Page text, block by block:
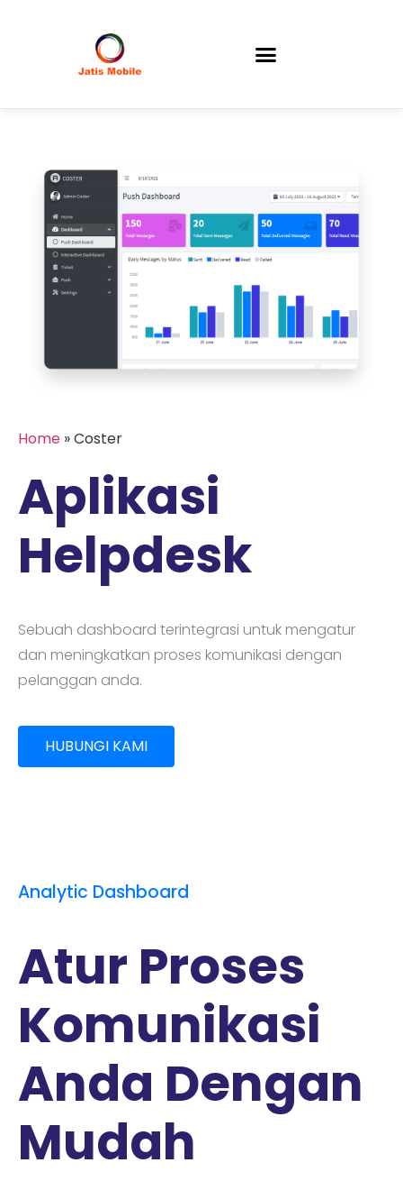
Home »Coster
Aplikasi
Helpdesk
Sebuah dashboard terintegrasi untuk mengatur
dan meningkatkan proses komunikasi dengan
pelanggan anda.
HUBUNGI KAMI
Analytic Dashboard
Atur Proses
Komunikasi
Anda Dengan
Mudah